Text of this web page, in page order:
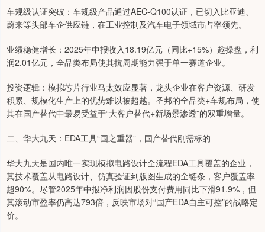
车规级认证突破：车规级产品通过AEC-Q100认证，已切入比亚迪、
蔚来等头部车企供应链，在工业控制及汽车电子领域市占率领先。
业绩稳健增长：2025年中报收入18.19亿元（同比+15%）趣操盘，利
润2.01亿元，全品类布局使其抗周期能力强于单一赛道企业。
投资逻辑：模拟芯片行业马太效应显著，龙头企业在客户资源、研发
积累、规模化生产上的优势难以被超越。圣邦的全品类+车规布局，使
其在国产替代中最易受益于“大客户替代+新场景渗透”的双重增量。
二、华大九天：EDA工具“国之重器”，国产替代刚需标的
华大九天是国内唯一实现模拟电路设计全流程EDA工具覆盖的企业，
其技术覆盖从电路设计、仿真验证到版图生成的全链条，客户覆盖率
超90%。尽管2025年中报净利润因股份支付费用同比下滑91.9%，但
其滚动市盈率仍高达793倍，反映市场对“国产EDA自主可控”的战略定
价。